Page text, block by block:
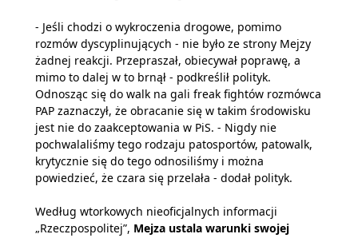
- Jeśli chodzi o wykroczenia drogowe, pomimo
rozmów dyscyplinujących - nie było ze strony Mejzy
żadnej reakcji. Przepraszał, obiecywał poprawę, a
mimo to dalej w to brnął - podkreślił polityk.
Odnosząc się do walk na gali freak fightów rozmówca
PAP zaznaczył, że obracanie się w takim środowisku
jest nie do zaakceptowania w PiS. - Nigdy nie
pochwalaliśmy tego rodzaju patosportów, patowalk,
krytycznie się do tego odnosiliśmy i można
powiedzieć, że czara się przelała - dodał polityk.
Według wtorkowych nieoficjalnych informacji
„Rzeczpospolitej”, Mejza ustala warunki swojej